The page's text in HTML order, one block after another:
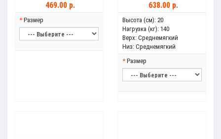
469.00 р.
Размер
638.00 р.
Высота (см): 20
Нагрузка (кг): 140
Верх: Среднемягкий
Низ: Среднемягкий
Размер